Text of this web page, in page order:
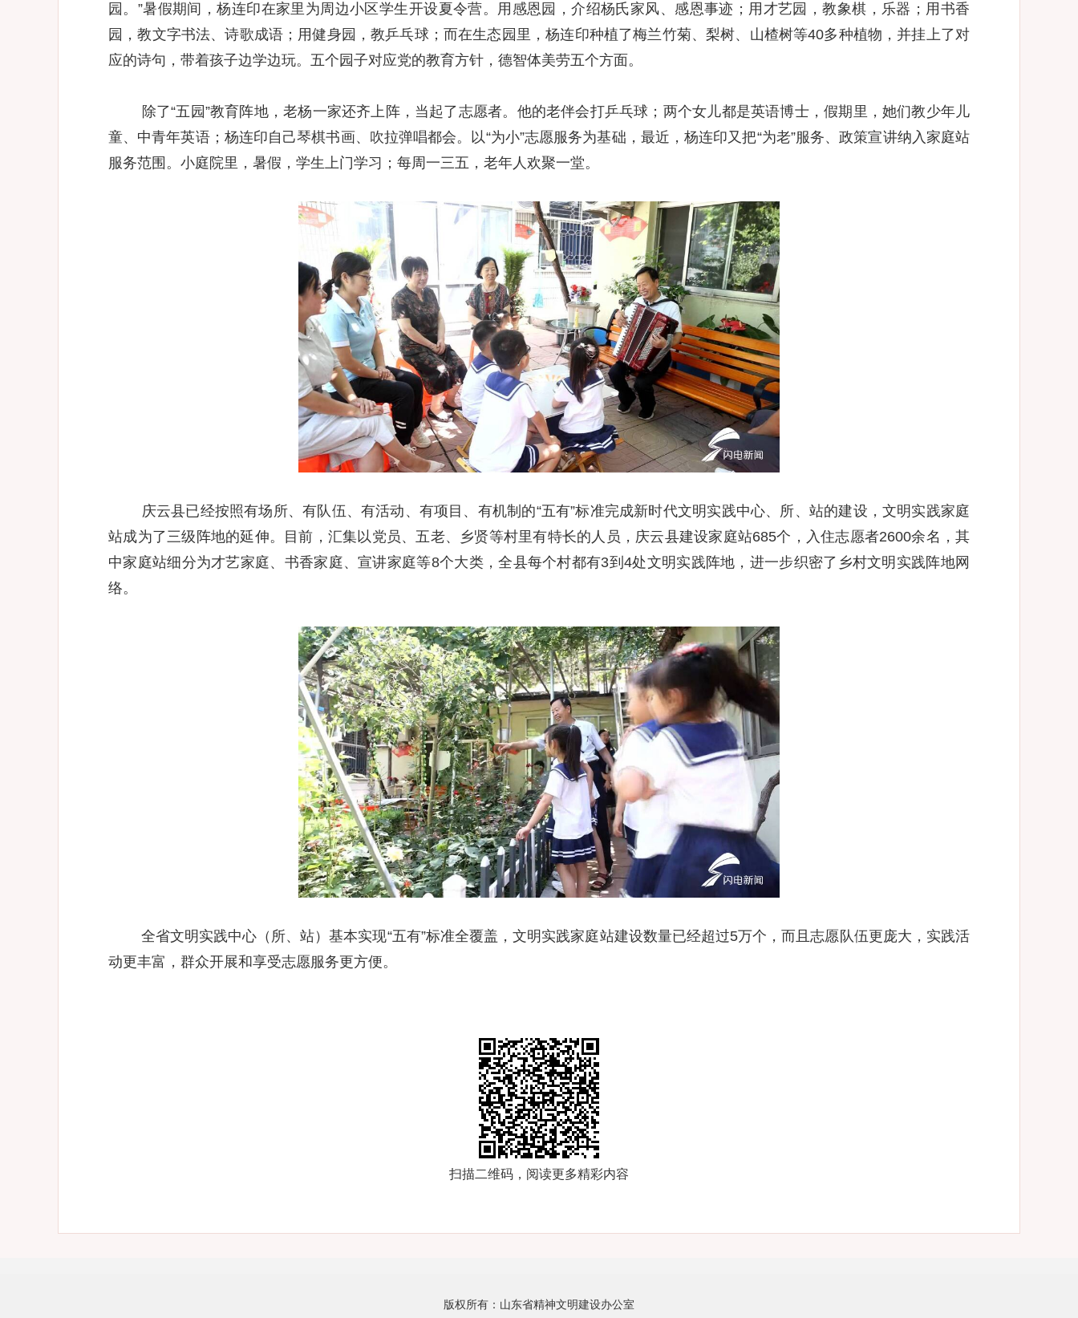
园。”暑假期间，杨连印在家里为周边小区学生开设夏令营。用感恩园，介绍杨氏家风、感恩事迹；用才艺园，教象棋，乐器；用书香
园，教文字书法、诗歌成语；用健身园，教乒乓球；而在生态园里，杨连印种植了梅兰竹菊、梨树、山楂树等40多种植物，并挂上了对
应的诗句，带着孩子边学边玩。五个园子对应党的教育方针，德智体美劳五个方面。
除了“五园”教育阵地，老杨一家还齐上阵，当起了志愿者。他的老伴会打乒乓球；两个女儿都是英语博士，假期里，她们教少年儿
童、中青年英语；杨连印自己琴棋书画、吹拉弹唱都会。以“为小”志愿服务为基础，最近，杨连印又把“为老”服务、政策宣讲纳入家庭站
服务范围。小庭院里，暑假，学生上门学习；每周一三五，老年人欢聚一堂。
庆云县已经按照有场所、有队伍、有活动、有项目、有机制的“五有”标准完成新时代文明实践中心、所、站的建设，文明实践家庭
站成为了三级阵地的延伸。目前，汇集以党员、五老、乡贤等村里有特长的人员，庆云县建设家庭站685个，入住志愿者2600余名，其
中家庭站细分为才艺家庭、书香家庭、宣讲家庭等8个大类，全县每个村都有3到4处文明实践阵地，进一步织密了乡村文明实践阵地网
络。
全省文明实践中心（所、站）基本实现“五有”标准全覆盖，文明实践家庭站建设数量已经超过5万个，而且志愿队伍更庞大，实践活
动更丰富，群众开展和享受志愿服务更方便。
扫描二维码，阅读更多精彩内容
版权所有：山东省精神文明建设办公室